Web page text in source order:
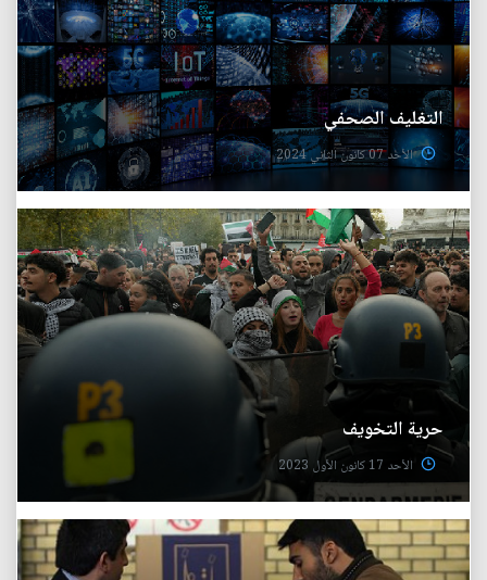
التغليف الصحفي
الأحد 07 كانون الثاني 2024
حرية التخويف
الأحد 17 كانون الأول 2023